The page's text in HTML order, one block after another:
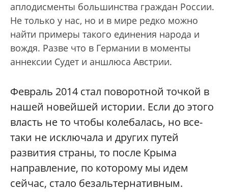
аплодисменты большинства граждан России.
Не только у нас, но и в мире редко можно
найти примеры такого единения народа и
вождя. Разве что в Германии в моменты
аннексии Судет и аншлюса Австрии.
Февраль 2014 стал поворотной точкой в
нашей новейшей истории. Если до этого
власть не то чтобы колебалась, но все-
таки не исключала и других путей
развития страны, то после Крыма
направление, по которому мы идем
сейчас, стало безальтернативным.